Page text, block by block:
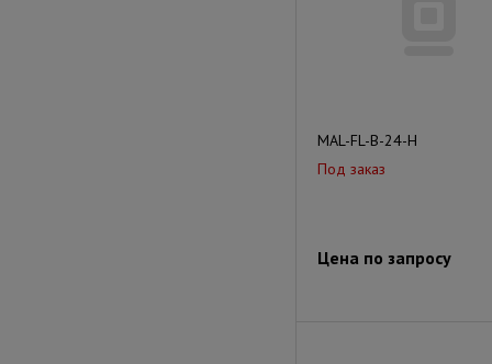
MAL-FL-В-24-H
Под заказ
Цена по запросу